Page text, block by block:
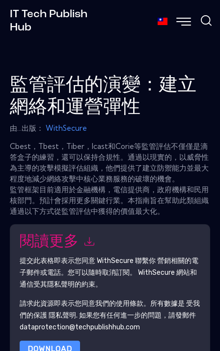
IT Tech Publish
Hub
監管評估的演變：建立
網絡和運營彈性
由...出版： WithSecure
Cbest，Tbest，Tiber，Icast和Corie等監管評估不僅僅是滴
答盒子的練習，還可以保持合規性。通過以現實的，以威脅性
為主導的攻擊模擬評估組織，他們提供了建立防禦能力並最大
程度地減少網絡攻擊中核心業務服務的破壞的機會。
監管框架目前適用於金融機構，電信提供商，政府機構和民用
核部門。預計會採用更多關鍵行業。本指南旨在幫助此類組織
通過以下方式從監管評估中獲得的價值最大化。
閱讀更多
提交此表格即表示您同意WithSecure 聯繫你 營銷相關的電
子郵件或電話。您可以隨時取消訂閱。 WithSecure 網站和
通信受其隱私聲明的約束。
請求此資源即表示您同意我們的使用條款。所有數據是 受我
們的保護 隱私聲明. 如果您有任何進一步的問題，請發郵件
dataprotection@techpublishhub.com
DOWNLOAD